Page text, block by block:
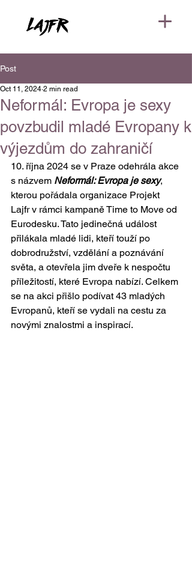
Post
Neformál: Evropa je sexy
povzbudil mladé Evropany k
výjezdům do zahraničí
Oct 11, 2024 2 min read
10. října 2024 se v Praze odehrála akce
s názvem Neformál: Evropa je sexy,
kterou pořádala organizace Projekt
Lajfr v rámci kampaně Time to Move od
Eurodesku. Tato jedinečná událost
přilákala mladé lidi, kteří touží po
dobrodružství, vzdělání a poznávání
světa, a otevřela jim dveře k nespočtu
příležitostí, které Evropa nabízí. Celkem
se na akci přišlo podívat 43 mladých
Evropanů, kteří se vydali na cestu za
novými znalostmi a inspirací.